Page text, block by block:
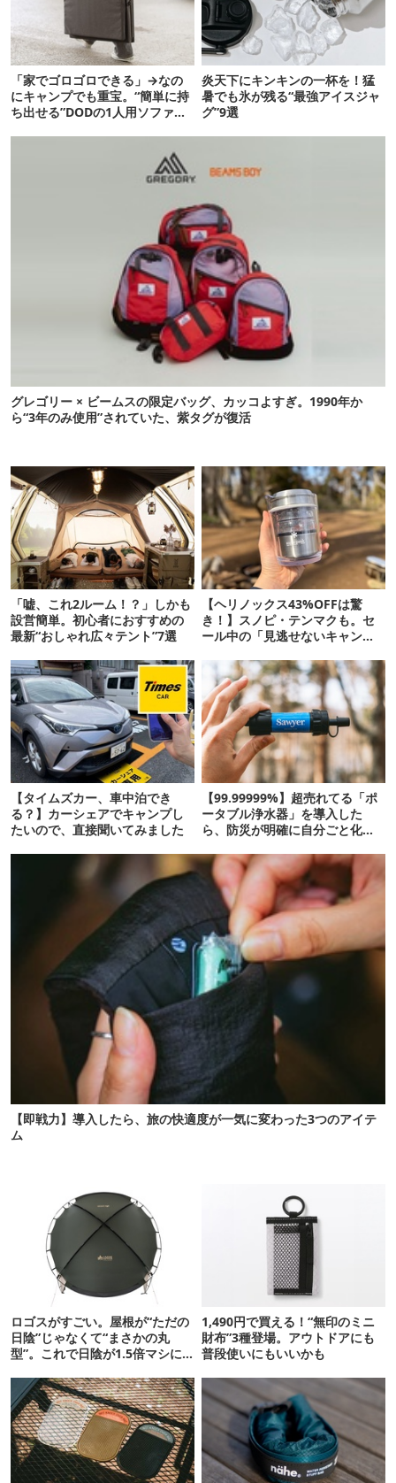
「家でゴロゴロできる」→なの
にキャンプでも重宝。“簡単に持
ち出せる”DODの1人用ソファが
炎天下にキンキンの一杯を！猛
暑でも氷が残る“最強アイスジャ
グ”9選
グレゴリー × ビームスの限定バッグ、カッコよすぎ。1990年か
ら“3年のみ使用”されていた、紫タグが復活
「嘘、これ2ルーム！？」しかも
設営簡単。初心者におすすめの
最新“おしゃれ広々テント”7選
【ヘリノックス43%OFFは驚
き！】スノピ・テンマクも。セ
ール中の「見逃せないキャンプ
【タイムズカー、車中泊でき
る？】カーシェアでキャンプし
たいので、直接聞いてみました
【99.99999%】超売れてる「ポ
ータブル浄水器」を導入した
ら、防災が明確に自分ごと化し
【即戦力】導入したら、旅の快適度が一気に変わった3つのアイテ
ム
ロゴスがすごい。屋根が“ただの
日陰”じゃなくて“まさかの丸
型”。これで日陰が1.5倍マシに
1,490円で買える！“無印のミニ
財布”3種登場。アウトドアにも
普段使いにもいいかも